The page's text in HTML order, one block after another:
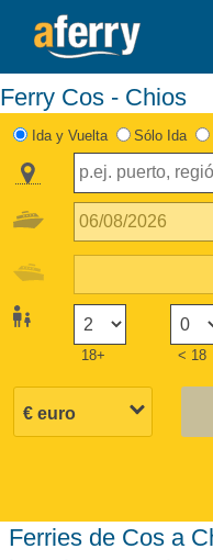
Ferry Cos - Chios
Ida y Vuelta Sólo Ida
18+ < 18
Ferries de Cos a Chios. Compara ferries,